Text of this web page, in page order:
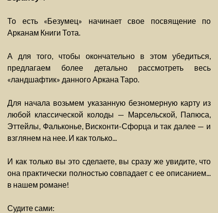
То есть «Безумец» начинает свое посвящение по
Арканам Книги Тота.
А для того, чтобы окончательно в этом убедиться,
предлагаем более детально рассмотреть весь
«ландшафтик» данного Аркана Таро.
Для начала возьмем указанную безномерную карту из
любой классической колоды — Марсельской, Папюса,
Эттейлы, Фальконье, Висконти-Сфорца и так далее — и
взглянем на нее. И как только...
И как только вы это сделаете, вы сразу же увидите, что
она практически полностью совпадает с ее описанием...
в нашем романе!
Судите сами: